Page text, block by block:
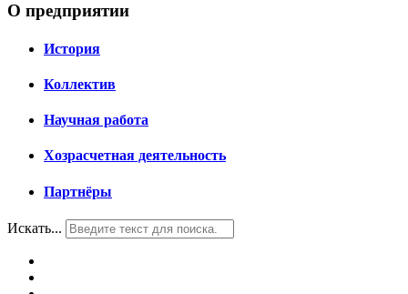
О предприятии
История
Коллектив
Научная работа
Хозрасчетная деятельность
Партнёры
Искать...